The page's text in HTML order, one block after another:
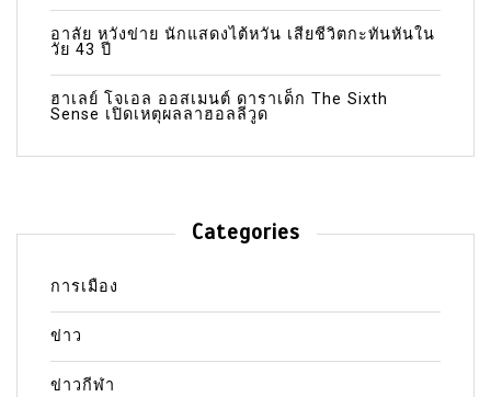
อาลัย หวังข่าย นักแสดงไต้หวัน เสียชีวิตกะทันหันใน
วัย 43 ปี
ฮาเลย์ โจเอล ออสเมนต์ ดาราเด็ก The Sixth
Sense เปิดเหตุผลลาฮอลลีวูด
Categories
การเมือง
ข่าว
ข่าวกีฬา